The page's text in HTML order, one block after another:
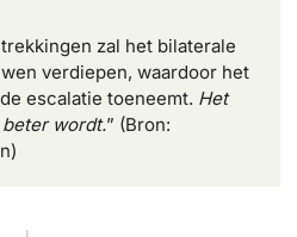
zal het bilaterale
verdiepen, waardoor het
escalatie toeneemt. Het
wordt.” (Bron: